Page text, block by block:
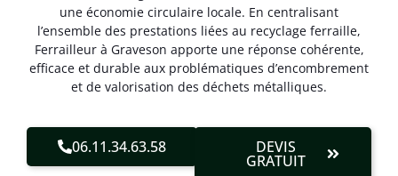
une économie circulaire locale. En centralisant
l’ensemble des prestations liées au recyclage ferraille,
Ferrailleur à Graveson apporte une réponse cohérente,
efficace et durable aux problématiques d’encombrement
et de valorisation des déchets métalliques.
06.11.34.63.58 DEVIS
GRATUIT